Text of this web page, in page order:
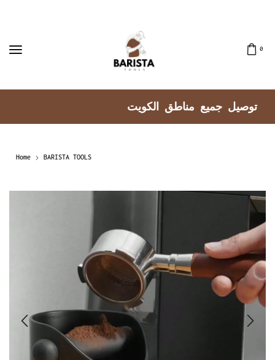
0
توصيل جميع مناطق الكويت
Home BARISTA TOOLS